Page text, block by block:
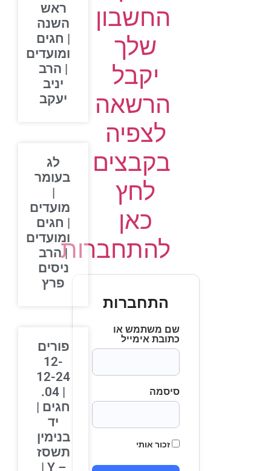
החשבון
שלך
יקבל
הרשאה
לצפיה
בקבצים
לחץ
כאן
להתחברות
התחברות
שם משתמש או
כתובת אימייל
סיסמה
זכור אותי
ראש
השנה
| חגים
ומועדים
| הרב
יניב
יעקב
בעומר
מועדים
| חגים
ומועדים
| הרב
ניסים
פרץ
פורים
12-
12-24
| 04.
חגים |
בנימין
תשסז
– Y |